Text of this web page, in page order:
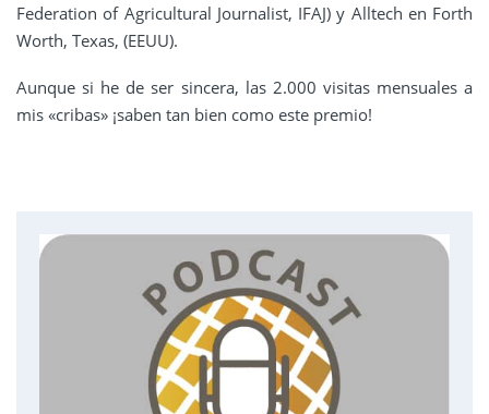
Federation of Agricultural Journalist, IFAJ) y Alltech en Forth
Worth, Texas, (EEUU).
Aunque si he de ser sincera, las 2.000 visitas mensuales a
mis «cribas» ¡saben tan bien como este premio!